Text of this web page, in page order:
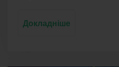
Докладніше